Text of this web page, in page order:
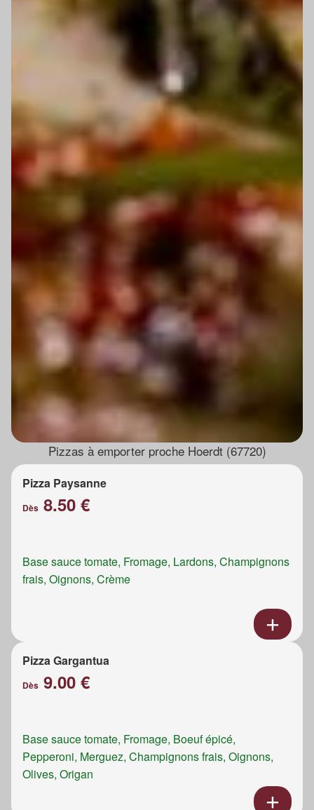
Pizzas à emporter proche Hoerdt (67720)
Pizza Paysanne
Dès 8.50 €
Base sauce tomate, Fromage, Lardons, Champignons
frais, Oignons, Crème
Pizza Gargantua
Dès 9.00 €
Base sauce tomate, Fromage, Boeuf épicé,
Pepperoni, Merguez, Champignons frais, Oignons,
Olives, Origan